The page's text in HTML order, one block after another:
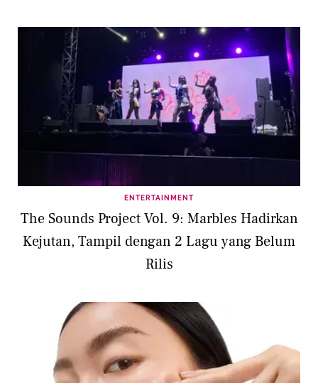
ENTERTAINMENT
The Sounds Project Vol. 9: Marbles Hadirkan
Kejutan, Tampil dengan 2 Lagu yang Belum
Rilis